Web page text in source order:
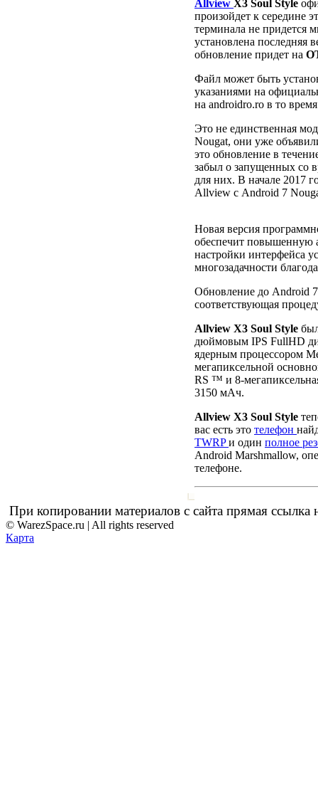
Allview X3 Soul Style
произойдет к середине
терминала не придется
установлена ​​последняя
обновление придет на
Файл может быть
указаниями на
на androidro.ro в то
Это не единственная
Nougat, они уже
это обновление в
забыл о запущенных со
для них. В начале 2017
Allview с Android 7
Новая версия
обеспечит повышенную
настройки интерфейса
многозадачности
Обновление до Android
соответствующая
Allview X3 Soul Style
дюймовым IPS FullHD
ядерным процессором
мегапиксельной
RS ™ и 8-
3150 мАч.
Allview X3 Soul Style
вас есть это телефон
TWRPи один полное
Android Marshmallow,
телефоне.
При копировании материалов с сайта прямая ссылка
© WarezSpace.ru | All rights reserved
Карта